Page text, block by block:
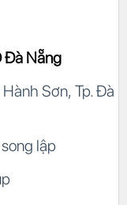
Đà Nẵng
Sơn, Tp. Đà
lập